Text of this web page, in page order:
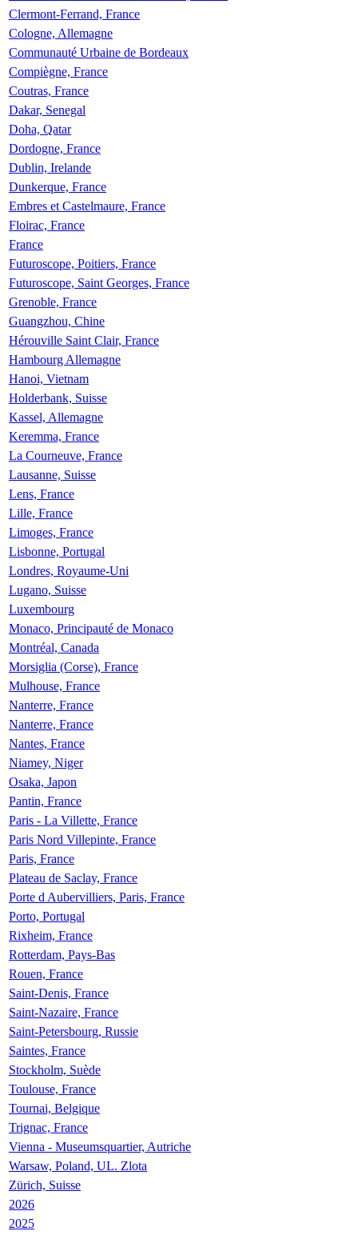
Clermont-Ferrand, France
Cologne, Allemagne
Communauté Urbaine de Bordeaux
Compiègne, France
Coutras, France
Dakar, Senegal
Doha, Qatar
Dordogne, France
Dublin, Irelande
Dunkerque, France
Embres et Castelmaure, France
Floirac, France
France
Futuroscope, Poitiers, France
Futuroscope, Saint Georges, France
Grenoble, France
Guangzhou, Chine
Hérouville Saint Clair, France
Hambourg Allemagne
Hanoi, Vietnam
Holderbank, Suisse
Kassel, Allemagne
Keremma, France
La Courneuve, France
Lausanne, Suisse
Lens, France
Lille, France
Limoges, France
Lisbonne, Portugal
Londres, Royaume-Uni
Lugano, Suisse
Luxembourg
Monaco, Principauté de Monaco
Montréal, Canada
Morsiglia (Corse), France
Mulhouse, France
Nanterre, France
Nanterre, France
Nantes, France
Niamey, Niger
Osaka, Japon
Pantin, France
Paris - La Villette, France
Paris Nord Villepinte, France
Paris, France
Plateau de Saclay, France
Porte d Aubervilliers, Paris, France
Porto, Portugal
Rixheim, France
Rotterdam, Pays-Bas
Rouen, France
Saint-Denis, France
Saint-Nazaire, France
Saint-Petersbourg, Russie
Saintes, France
Stockholm, Suède
Toulouse, France
Tournai, Belgique
Trignac, France
Vienna - Museumsquartier, Autriche
Warsaw, Poland, UL. Zlota
Zürich, Suisse
2026
2025